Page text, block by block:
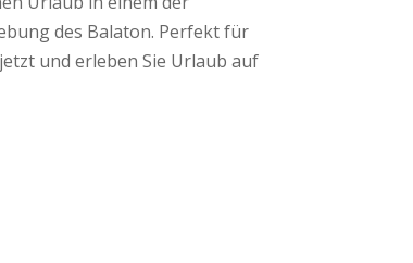
des Balaton. Perfekt für
und erleben Sie Urlaub auf